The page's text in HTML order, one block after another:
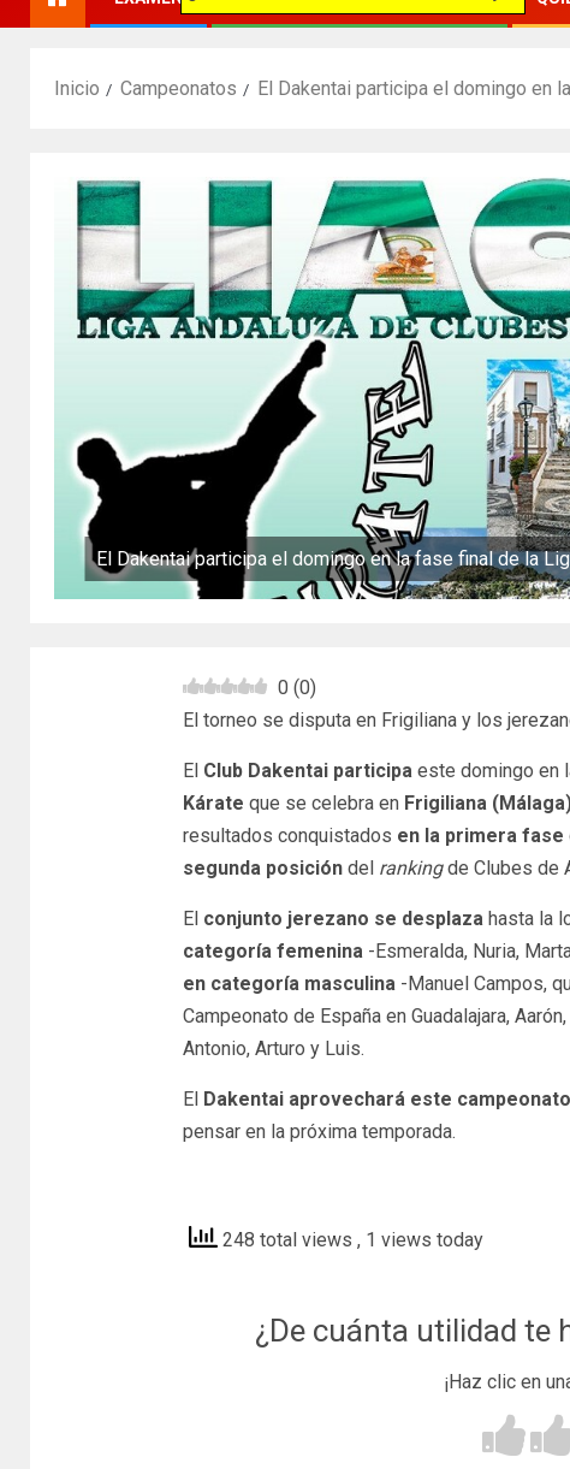
Inicio Campeonatos El Dakentai participa el domingo en
El Dakentai participa el domingo en la fase final de la
0 (0)
El torneo se disputa en Frigiliana y los
ElClub Dakentai participaeste domingo en
Kárate que se celebra en Frigiliana
resultados conquistados en la primera fase
segunda posicióndel rankingde Clubes de
El conjunto jerezano se desplazahasta la
categoría femenina-Esmeralda, Nuria,
en categoría masculina-Manuel Campos,
Campeonato de España en Guadalajara,
Antonio, Arturo y Luis.
El Dakentai aprovechará este campeonato
pensar en la próxima temporada.
248 total views , 1 views today
¿De cuánta utilidad te
¡Haz clic en